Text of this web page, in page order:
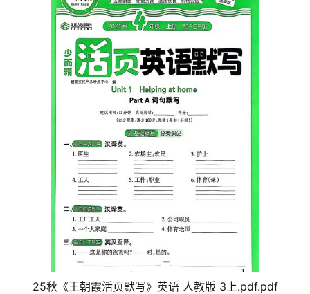
25秋《王朝霞活页默写》英语 人教版 3上.pdf.pdf